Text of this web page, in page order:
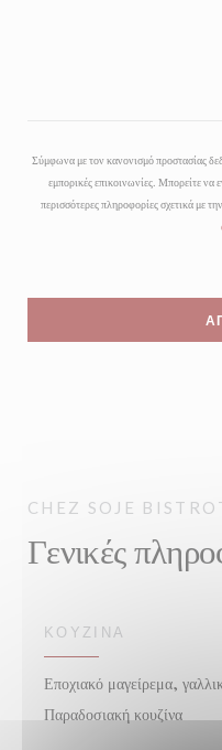
Σύμφωνα με τον κανονισμό προστασίας
εμπορικές επικοινωνίες. Μπορείτε
περισσότερες πληροφορίες σχετικά με
CHEZ SOJE
Γενικές
ΚΟΥΖΊΝΑ
Εποχιακό μαγείρεμα,
Παραδοσιακή κουζίνα